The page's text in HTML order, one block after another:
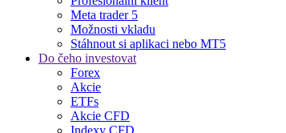
Meta trader 5
Možnosti vkladu
Stáhnout si aplikaci nebo MT5
Do čeho investovat
Forex
Akcie
ETFs
Akcie CFD
Indexy CFD